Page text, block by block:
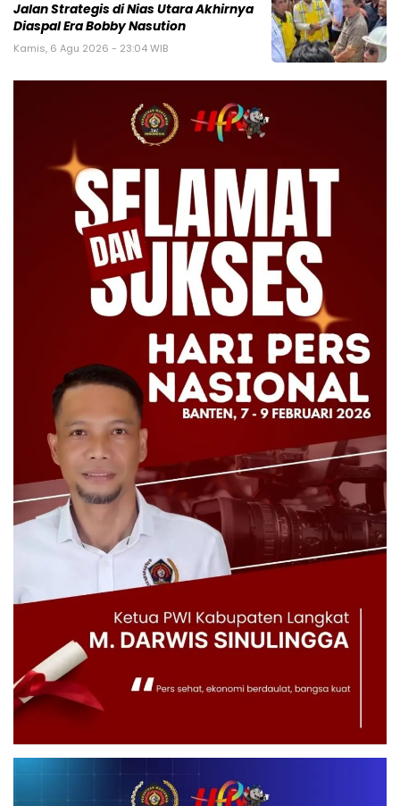
Jalan Strategis di Nias Utara Akhirnya
Diaspal Era Bobby Nasution
Kamis, 6 Agu 2026 - 23:04 WIB